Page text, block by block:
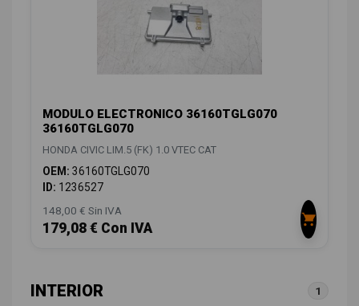
MODULO ELECTRONICO 36160TGLG070
36160TGLG070
HONDA CIVIC LIM.5 (FK) 1.0 VTEC CAT
OEM: 36160TGLG070
ID: 1236527
148,00 € Sin IVA
179,08 € Con IVA
INTERIOR 1